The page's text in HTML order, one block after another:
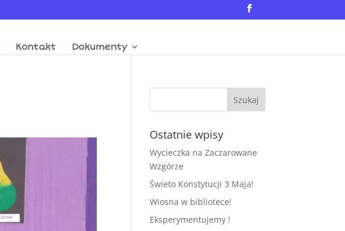
Kontakt Dokumenty
Ostatnie wpisy
Wycieczka na Zaczarowane
Wzgórze
Świeto Konstytucji 3 Maja!
Wiosna w bibliotece!
Eksperymentujemy !